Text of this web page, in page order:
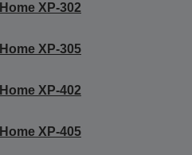
XP-302
XP-305
XP-402
XP-405